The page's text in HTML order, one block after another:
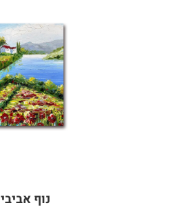
נוף אביבי